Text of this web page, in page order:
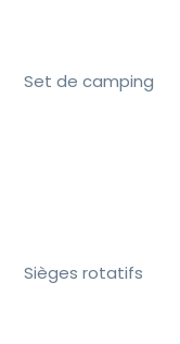
Set de camping
Sièges rotatifs